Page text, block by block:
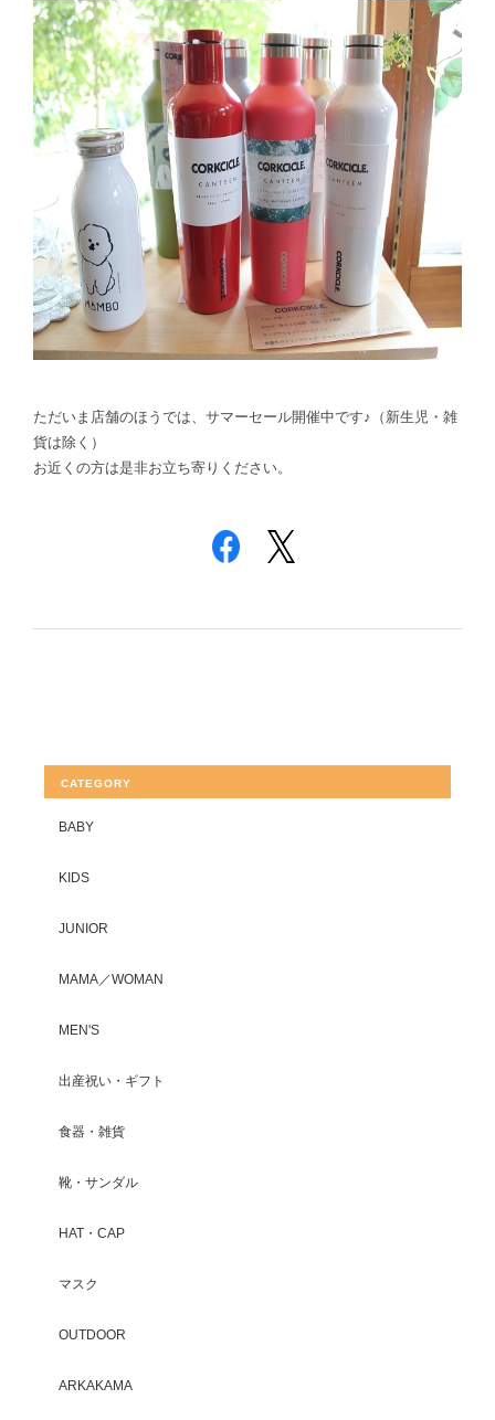
ただいま店舗のほうでは、サマーセール開催中です♪（新生児・雑
貨は除く）
お近くの方は是非お立ち寄りください。
CATEGORY
BABY
KIDS
JUNIOR
MAMA／WOMAN
MEN'S
出産祝い・ギフト
食器・雑貨
靴・サンダル
HAT・CAP
マスク
OUTDOOR
ARKAKAMA